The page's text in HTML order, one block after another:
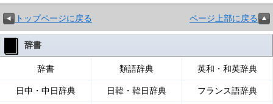
トップページに戻る ページ上部に戻る
辞書
辞書 類語辞典 英和・和英辞典
日中・中日辞典 日韓・韓日辞典 フランス語辞典